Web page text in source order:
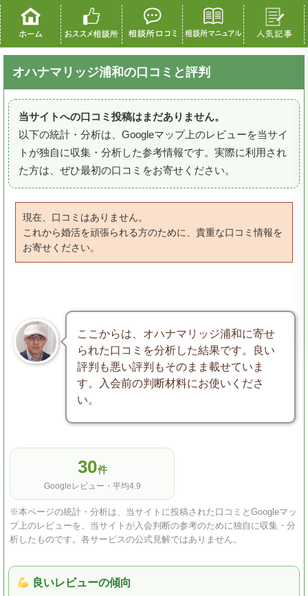
オハナマリッジ浦和の口コミと評判
当サイトへの口コミ投稿はまだありません。
以下の統計・分析は、Googleマップ上のレビューを当サイ
トが独自に収集・分析した参考情報です。実際に利用され
た方は、ぜひ最初の口コミをお寄せください。
現在、口コミはありません。
これから婚活を頑張られる方のために、貴重な口コミ情報を
お寄せください。
ここからは、オハナマリッジ浦和に寄せ
られた口コミを分析した結果です。良い
評判も悪い評判もそのまま載せていま
す。入会前の判断材料にお使いくださ
い。
30件
Googleレビュー・平均4.9
※本ページの統計・分析は、当サイトに投稿された口コミとGoogleマッ
プ上のレビューを、当サイトが入会判断の参考のために独自に収集・分
析したものです。各サービスの公式見解ではありません。
良いレビューの傾向